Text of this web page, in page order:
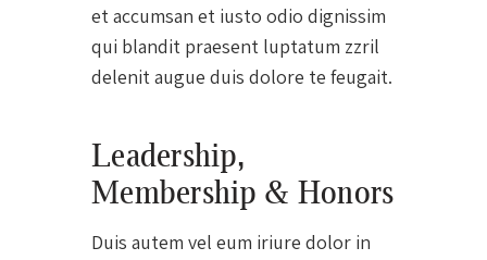
et accumsan et iusto odio dignissim
qui blandit praesent luptatum zzril
delenit augue duis dolore te feugait.
Leadership,
Membership & Honors
Duis autem vel eum iriure dolor in